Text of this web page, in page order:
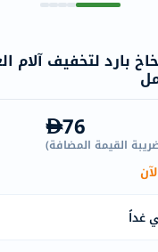
بارد لتخفيف آلام
76
القيمة المضافة)
غداً